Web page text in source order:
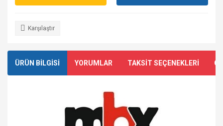
Karşılaştır
ÜRÜN BİLGİSİ YORUMLAR TAKSİT SEÇENEKLERİ